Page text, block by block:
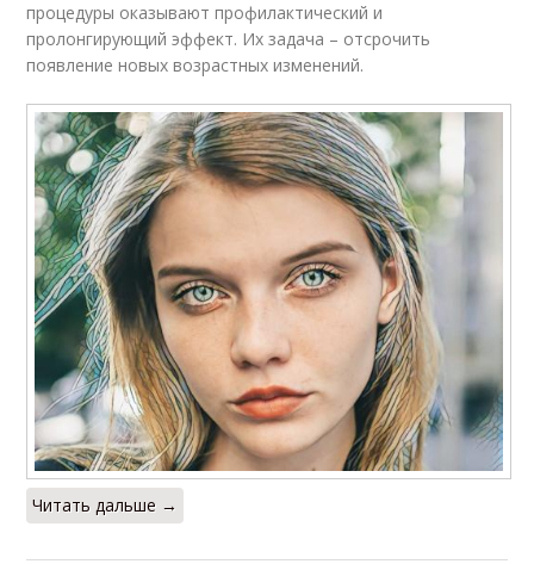
процедуры оказывают профилактический и
пролонгирующий эффект. Их задача – отсрочить
появление новых возрастных изменений.
Читать дальше →